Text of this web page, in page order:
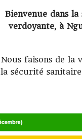
Bienvenue dans
verdoyante, à
Nous faisons de la
la sécurité